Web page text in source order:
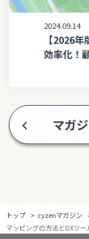
2024.09.14
【2026
効率化！
マガ
トップ cyzenマガジン
マッピングの方法とDXツー